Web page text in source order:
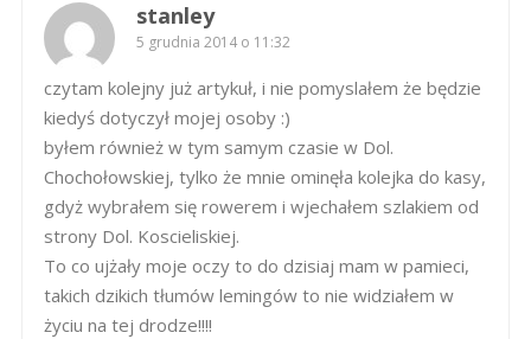
stanley
5 grudnia 2014 o 11:32
czytam kolejny już artykuł, i nie pomyslałem że będzie
kiedyś dotyczył mojej osoby :)
byłem również w tym samym czasie w Dol.
Chochołowskiej, tylko że mnie ominęła kolejka do kasy,
gdyż wybrałem się rowerem i wjechałem szlakiem od
strony Dol. Koscieliskiej.
To co ujżały moje oczy to do dzisiaj mam w pamieci,
takich dzikich tłumów lemingów to nie widziałem w
życiu na tej drodze!!!!